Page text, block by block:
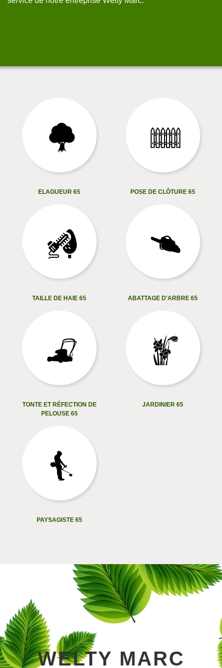
ELAGUEUR 65 POSE DE CLÔTURE 65
TAILLE DE HAIE 65 ABATTAGE D'ARBRE 65
TONTE ET RÉFECTION DE
PELOUSE 65
JARDINIER 65
PAYSAGISTE 65
WELTY MARC